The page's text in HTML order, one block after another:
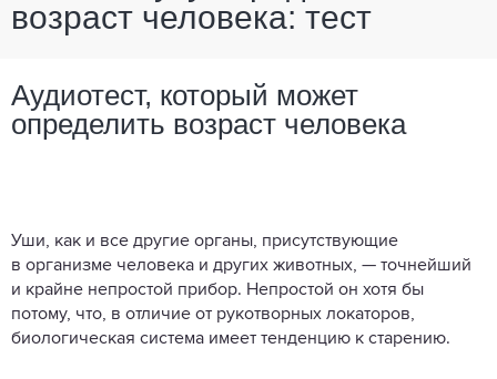
возраст человека: тест
Аудиотест, который может
определить возраст человека
Уши, как и все другие органы, присутствующие
в организме человека и других животных, — точнейший
и крайне непростой прибор. Непростой он хотя бы
потому, что, в отличие от рукотворных локаторов,
биологическая система имеет тенденцию к старению.